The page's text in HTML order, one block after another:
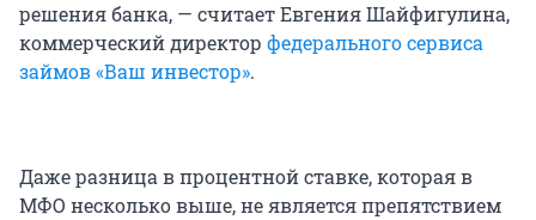
решения банка, — считает Евгения Шайфигулина,
коммерческий директор федерального сервиса
займов «Ваш инвестор».
Даже разница в процентной ставке, которая в
МФО несколько выше, не является препятствием